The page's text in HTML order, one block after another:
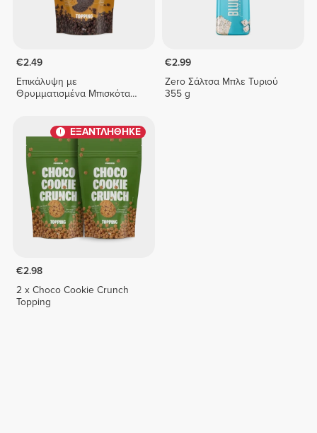
€2.49
Επικάλυψη με
Θρυμματισμένα Μπισκότα
€2.99
Zero Σάλτσα Μπλε Τυριού
355 g
ΕΞΑΝΤΛΗΘΗΚΕ
€2.98
2 x Choco Cookie Crunch
Topping